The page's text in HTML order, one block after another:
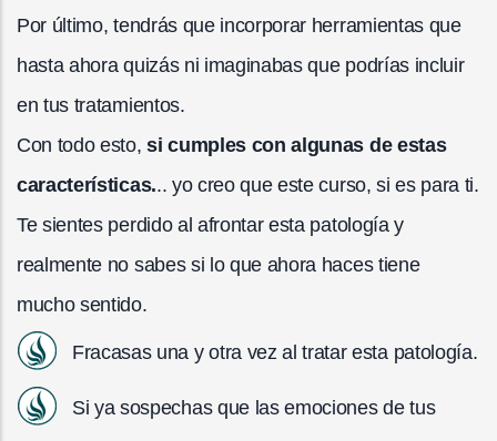
Por último, tendrás que incorporar herramientas que
hasta ahora quizás ni imaginabas que podrías incluir
en tus tratamientos.
Con todo esto,si cumples con algunas de estas
características... yo creo que este curso, si es para ti.
Te sientes perdido al afrontar esta patología y
realmente no sabes si lo que ahora haces tiene
mucho sentido.
Fracasas una y otra vez al tratar esta patología.
Si ya sospechas que las emociones de tus